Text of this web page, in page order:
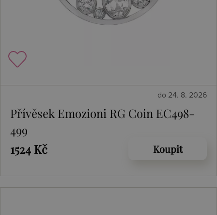
do 24. 8. 2026
Přívěsek Emozioni RG Coin EC498-
499
1524 Kč
Koupit